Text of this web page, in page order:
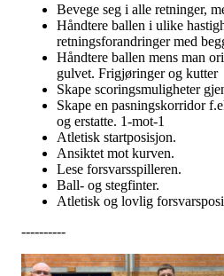
Bevege seg i alle retninger,
Håndtere ballen i ulike
retningsforandringer med
Håndtere ballen mens man
gulvet. Frigjøringer og kutter
Skape scoringsmuligheter
Skape en pasningskorridor
og erstatte. 1-mot-1
Atletisk startposisjon.
Ansiktet mot kurven.
Lese forsvarsspilleren.
Ball- og stegfinter.
Atletisk og lovlig
----------